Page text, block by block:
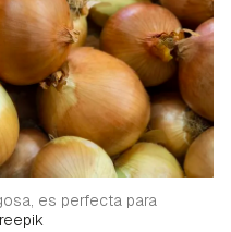
es perfecta para